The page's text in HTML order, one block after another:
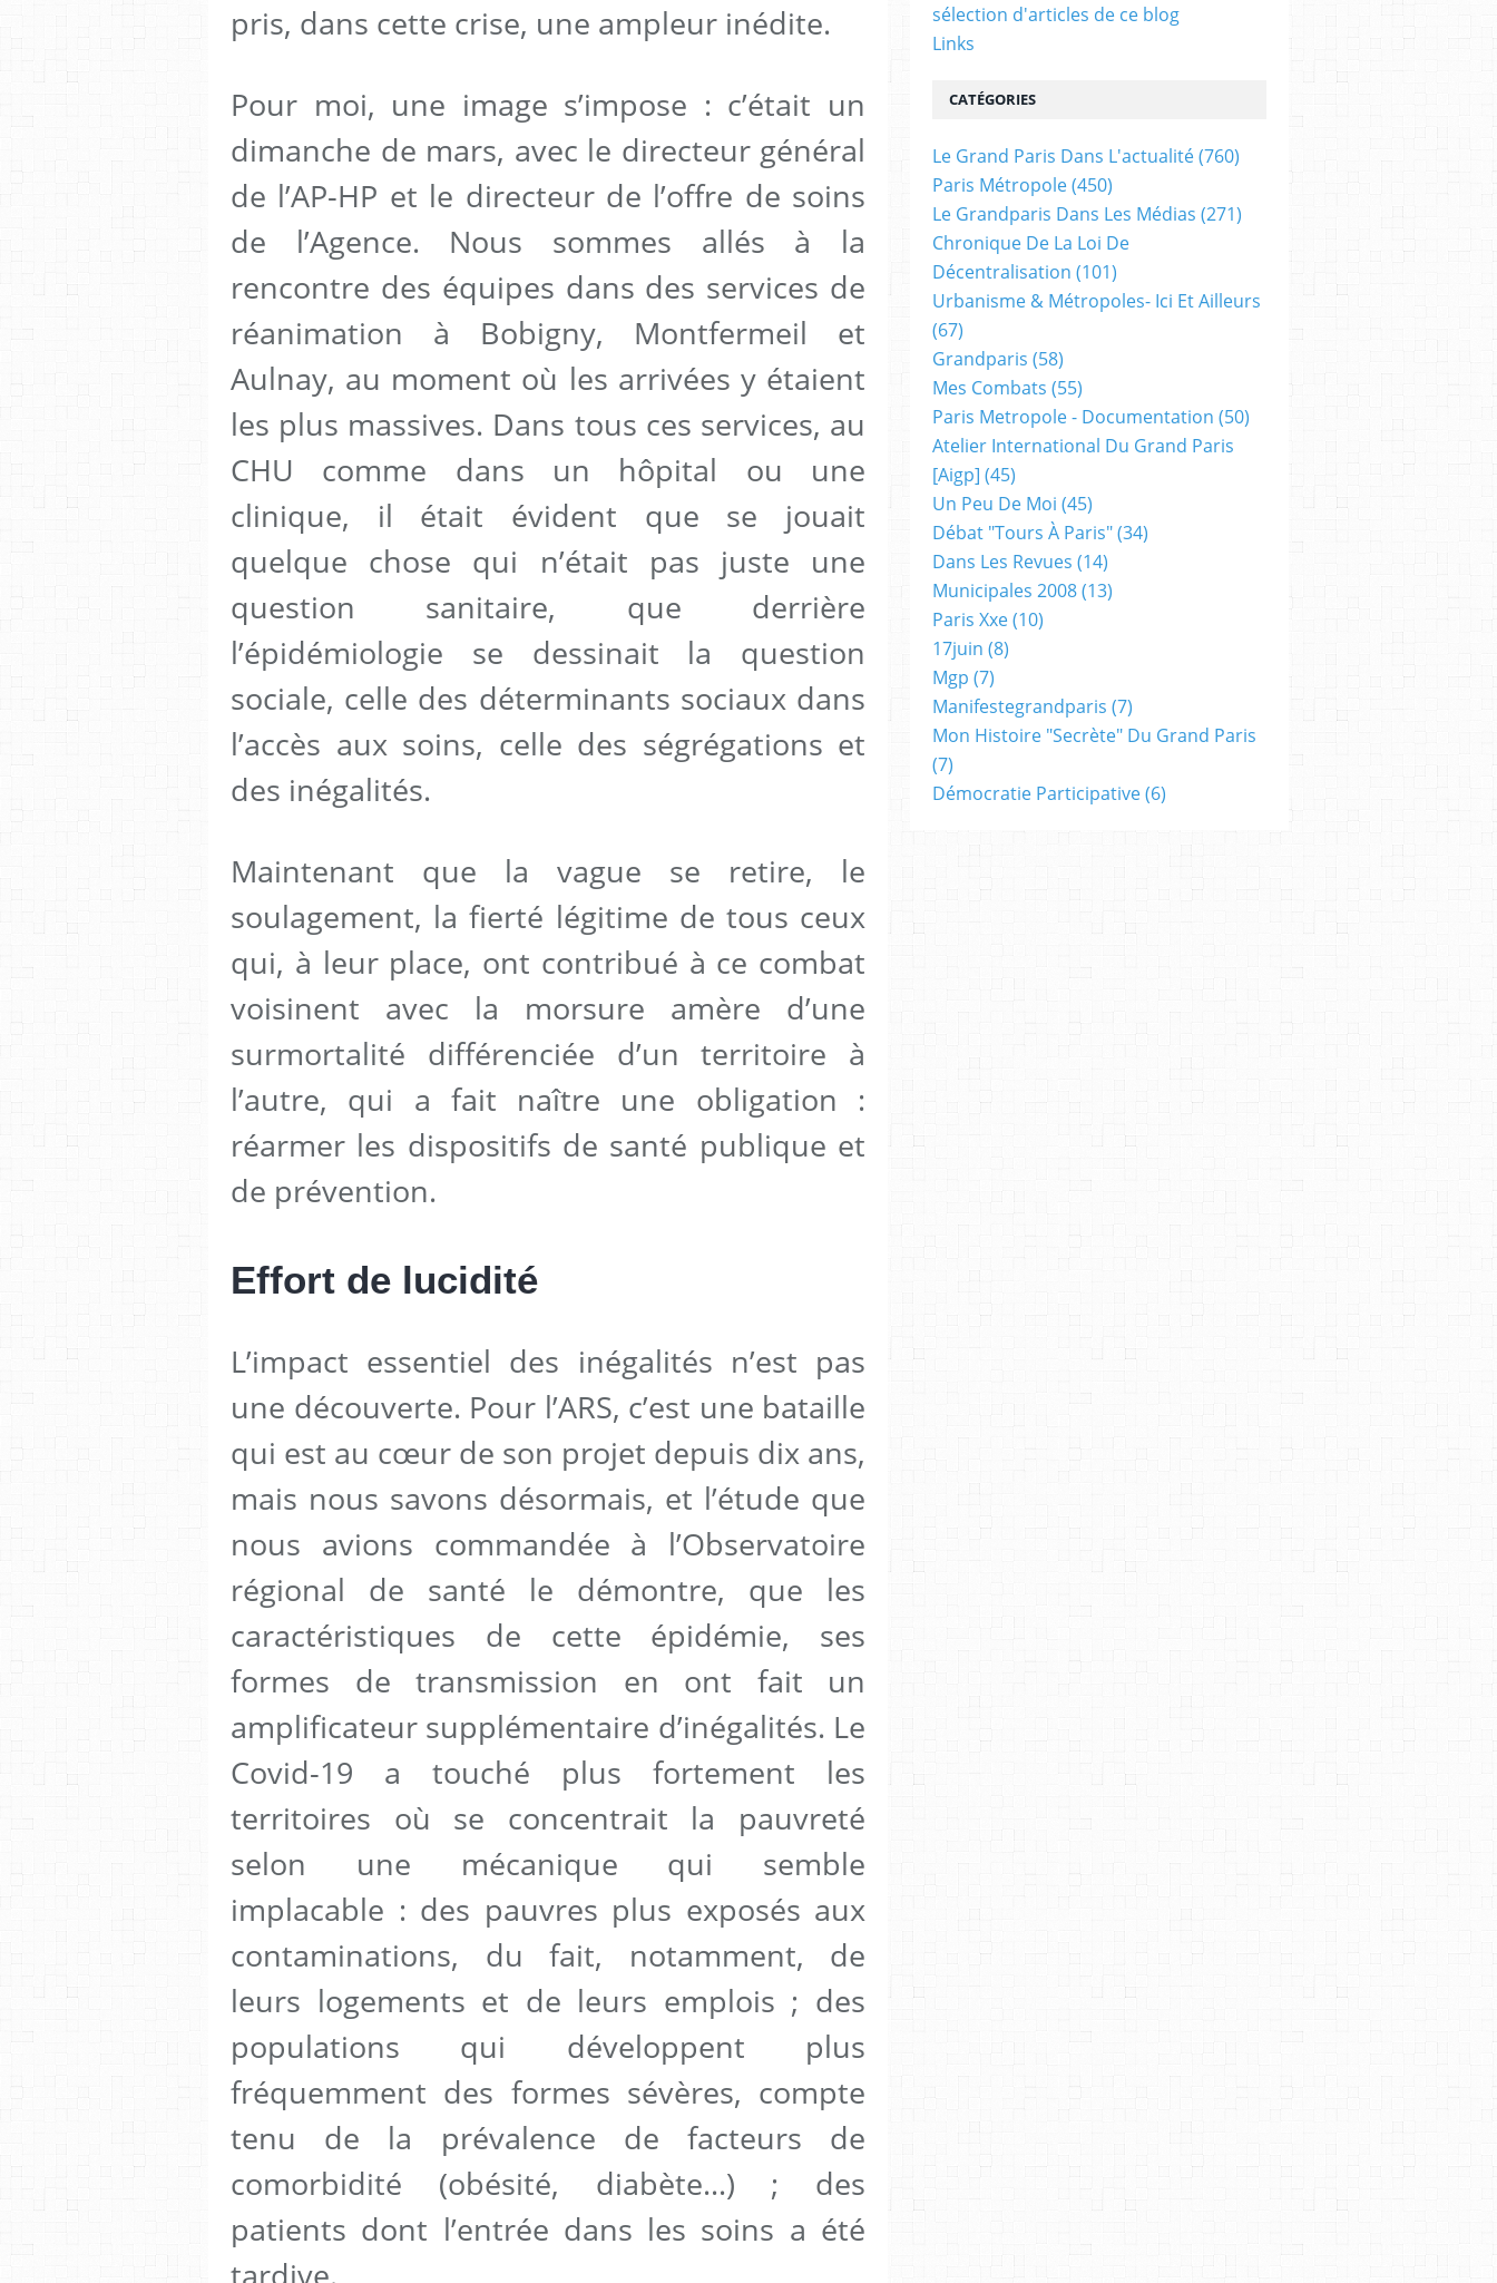
pris, dans cette crise, une ampleur inédite.
Pour moi, une image s’impose : c’était un
dimanche de mars, avec le directeur général
de l’AP-HP et le directeur de l’offre de soins
de l’Agence. Nous sommes allés à la
rencontre des équipes dans des services de
réanimation à Bobigny, Montfermeil et
Aulnay, au moment où les arrivées y étaient
les plus massives. Dans tous ces services, au
CHU comme dans un hôpital ou une
clinique, il était évident que se jouait
quelque chose qui n’était pas juste une
question sanitaire, que derrière
l’épidémiologie se dessinait la question
sociale, celle des déterminants sociaux dans
l’accès aux soins, celle des ségrégations et
des inégalités.
Maintenant que la vague se retire, le
soulagement, la fierté légitime de tous ceux
qui, à leur place, ont contribué à ce combat
voisinent avec la morsure amère d’une
surmortalité différenciée d’un territoire à
l’autre, qui a fait naître une obligation :
réarmer les dispositifs de santé publique et
de prévention.
Effort de lucidité
L’impact essentiel des inégalités n’est pas
une découverte. Pour l’ARS, c’est une bataille
qui est au cœur de son projet depuis dix ans,
mais nous savons désormais, et l’étude que
nous avions commandée à l’Observatoire
régional de santé le démontre, que les
caractéristiques de cette épidémie, ses
formes de transmission en ont fait un
amplificateur supplémentaire d’inégalités. Le
Covid-19 a touché plus fortement les
territoires où se concentrait la pauvreté
selon une mécanique qui semble
implacable : des pauvres plus exposés aux
contaminations, du fait, notamment, de
leurs logements et de leurs emplois ; des
populations qui développent plus
fréquemment des formes sévères, compte
tenu de la prévalence de facteurs de
comorbidité (obésité, diabète…) ; des
patients dont l’entrée dans les soins a été
tardive.
sélection d'articles de ce blog
Links
CATÉGORIES
Le Grand Paris Dans L'actualité(760)
Paris Métropole(450)
Le Grandparis Dans Les Médias (271)
Chronique De La Loi De
Décentralisation (101)
Urbanisme & Métropoles- Ici Et Ailleurs
(67)
Grandparis (58)
Mes Combats (55)
Paris Metropole - Documentation (50)
Atelier International Du Grand Paris
[aigp] (45)
Un Peu De Moi (45)
Débat "tours À Paris"(34)
Dans Les Revues (14)
Municipales 2008(13)
Paris Xxe(10)
17juin (8)
Mgp (7)
Manifestegrandparis (7)
Mon Histoire "secrète" Du Grand Paris
(7)
Démocratie Participative(6)